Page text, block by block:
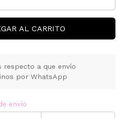
AL CARRITO
respecto a que envío
por WhatsApp
envío